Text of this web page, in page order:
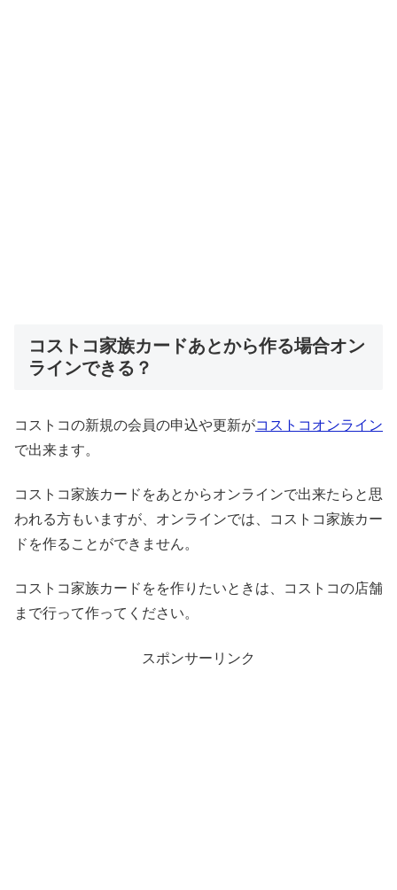
コストコ家族カードあとから作る場合オン
ラインできる？
コストコの新規の会員の申込や更新がコストコオンライン
で出来ます。
コストコ家族カードをあとからオンラインで出来たらと思
われる方もいますが、オンラインでは、コストコ家族カー
ドを作ることができません。
コストコ家族カードをを作りたいときは、コストコの店舗
まで行って作ってください。
スポンサーリンク